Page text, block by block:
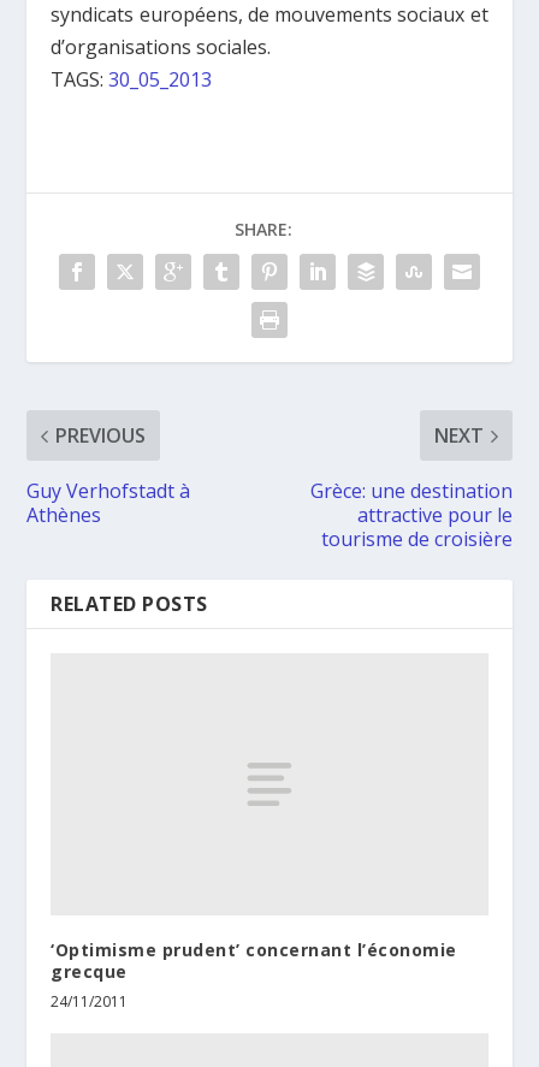
syndicats européens, de mouvements sociaux et
d’organisations sociales.
TAGS:30_05_2013
SHARE:
PREVIOUS
Guy Verhofstadt à
Athènes
NEXT
Grèce: une destination
attractive pour le
tourisme de croisière
RELATED POSTS
‘Optimisme prudent’ concernant l’économie
grecque
24/11/2011